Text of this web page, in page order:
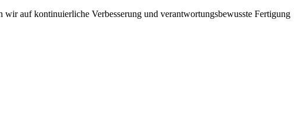
auf kontinuierliche Verbesserung und verantwortungsbewusste Fertigung